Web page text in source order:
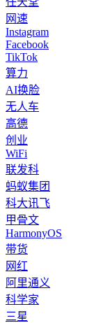
网速
Instagram
Facebook
TikTok
算力
AI换脸
无人车
高德
创业
WiFi
联发科
蚂蚁集团
科大讯飞
甲骨文
HarmonyOS
带货
网红
阿里通义
科学家
三星